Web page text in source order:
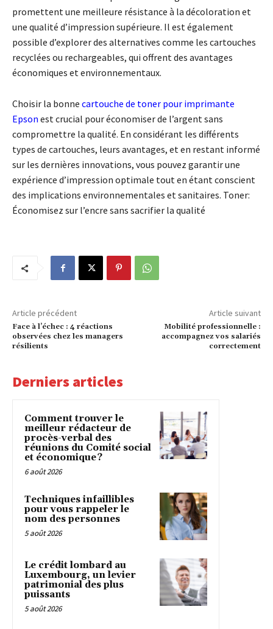
promettent une meilleure résistance à la décoloration et
une qualité d’impression supérieure. Il est également
possible d’explorer des alternatives comme les cartouches
recyclées ou rechargeables, qui offrent des avantages
économiques et environnementaux.
Choisir la bonne cartouche de toner pour imprimante
Epson est crucial pour économiser de l’argent sans
compromettre la qualité. En considérant les différents
types de cartouches, leurs avantages, et en restant informé
sur les dernières innovations, vous pouvez garantir une
expérience d’impression optimale tout en étant conscient
des implications environnementales et sanitaires. Toner:
Économisez sur l’encre sans sacrifier la qualité
Article précédent
Face à l’échec : 4 réactions
observées chez les managers
résilients
Article suivant
Mobilité professionnelle :
accompagnez vos salariés
correctement
Derniers articles
Comment trouver le
meilleur rédacteur de
procès-verbal des
réunions du Comité social
et économique ?
6 août 2026
Techniques infaillibles
pour vous rappeler le
nom des personnes
5 août 2026
Le crédit lombard au
Luxembourg, un levier
patrimonial des plus
puissants
5 août 2026